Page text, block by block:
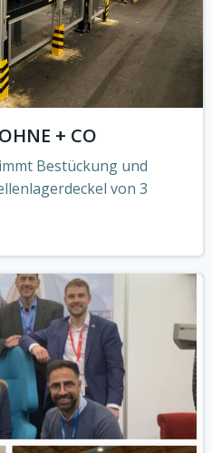
+ CO
Bestückung und
von 3